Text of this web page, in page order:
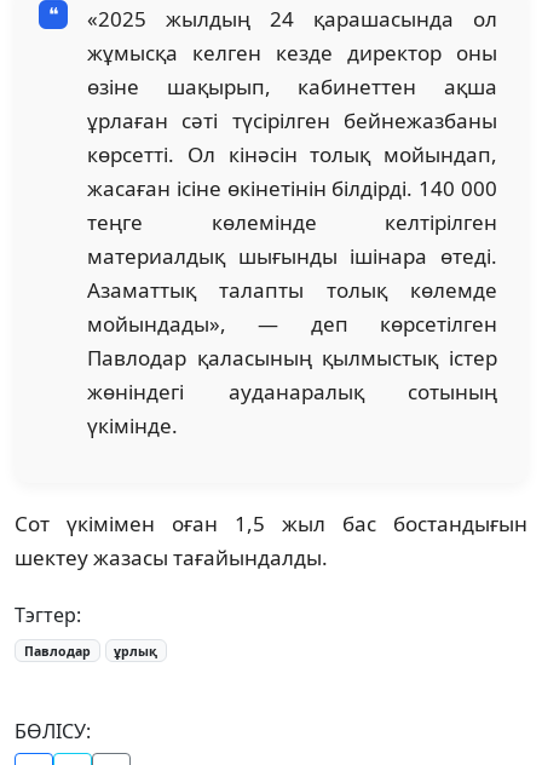
«2025 жылдың 24 қарашасында ол
жұмысқа келген кезде директор оны
өзіне шақырып, кабинеттен ақша
ұрлаған сәті түсірілген бейнежазбаны
көрсетті. Ол кінәсін толық мойындап,
жасаған ісіне өкінетінін білдірді. 140 000
теңге көлемінде келтірілген
материалдық шығынды ішінара өтеді.
Азаматтық талапты толық көлемде
мойындады», — деп көрсетілген
Павлодар қаласының қылмыстық істер
жөніндегі ауданаралық сотының
үкімінде.
Сот үкімімен оған 1,5 жыл бас бостандығын
шектеу жазасы тағайындалды.
Тэгтер:
Павлодар ұрлық
БӨЛІСУ: